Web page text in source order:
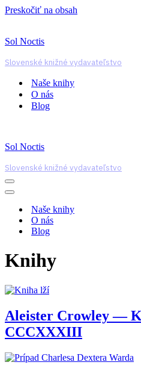
Preskočiť na obsah
Sol Noctis
Slovenské knižné vydavateľstvo
Naše knihy
O nás
Blog
Sol Noctis
Slovenské knižné vydavateľstvo
Menu
navigácie
Menu
navigácieNaše knihy
O nás
Blog
Knihy
Aleister Crowley —
CCCXXXIII